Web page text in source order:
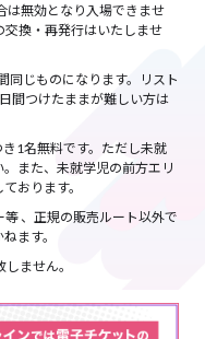
は無効となり入場できませ
換・再発行はいたしませ
同じものになります。リスト
間つけたままが難しい方は
1名無料です。ただし未就
また、未就学児の前方エリ
おります。
、正規の販売ルート以外で
ます。
ません。